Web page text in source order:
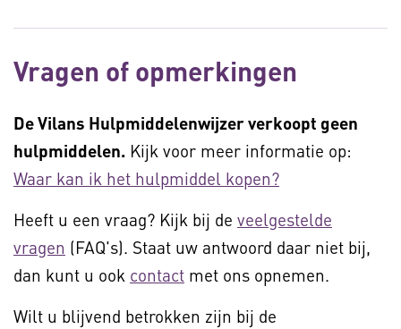
Vragen of opmerkingen
De Vilans Hulpmiddelenwijzer verkoopt geen
hulpmiddelen. Kijk voor meer informatie op:
Waar kan ik het hulpmiddel kopen?
Heeft u een vraag? Kijk bij de veelgestelde
vragen (FAQ's). Staat uw antwoord daar niet bij,
dan kunt u ook contact met ons opnemen.
Wilt u blijvend betrokken zijn bij de